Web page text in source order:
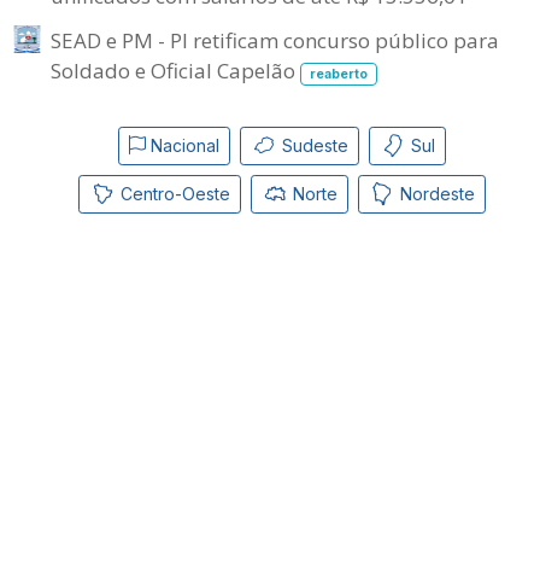
SEAD e PM - PI retificam concurso público para
Soldado e Oficial Capelão
reaberto
Nacional Sudeste Sul
Centro-Oeste Norte Nordeste